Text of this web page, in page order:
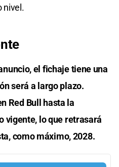
nivel.
el fichaje tiene una
será a largo plazo.
Red Bull hasta la
vigente, lo que retrasará
como máximo, 2028.